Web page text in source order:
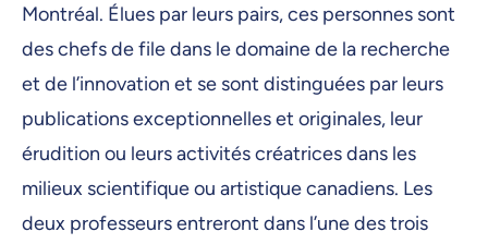
Montréal. Élues par leurs pairs, ces personnes sont
des chefs de file dans le domaine de la recherche
et de l’innovation et se sont distinguées par leurs
publications exceptionnelles et originales, leur
érudition ou leurs activités créatrices dans les
milieux scientifique ou artistique canadiens. Les
deux professeurs entreront dans l’une des trois